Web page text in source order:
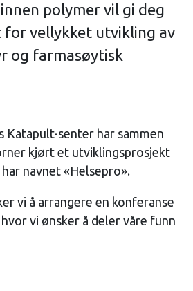
polymer vil gi deg
vellykket utvikling av
og farmasøytisk
Katapult-senter har sammen
kjørt et utviklingsprosjekt
navnet «Helsepro».
vi å arrangere en konferanse
vi ønsker å deler våre funn